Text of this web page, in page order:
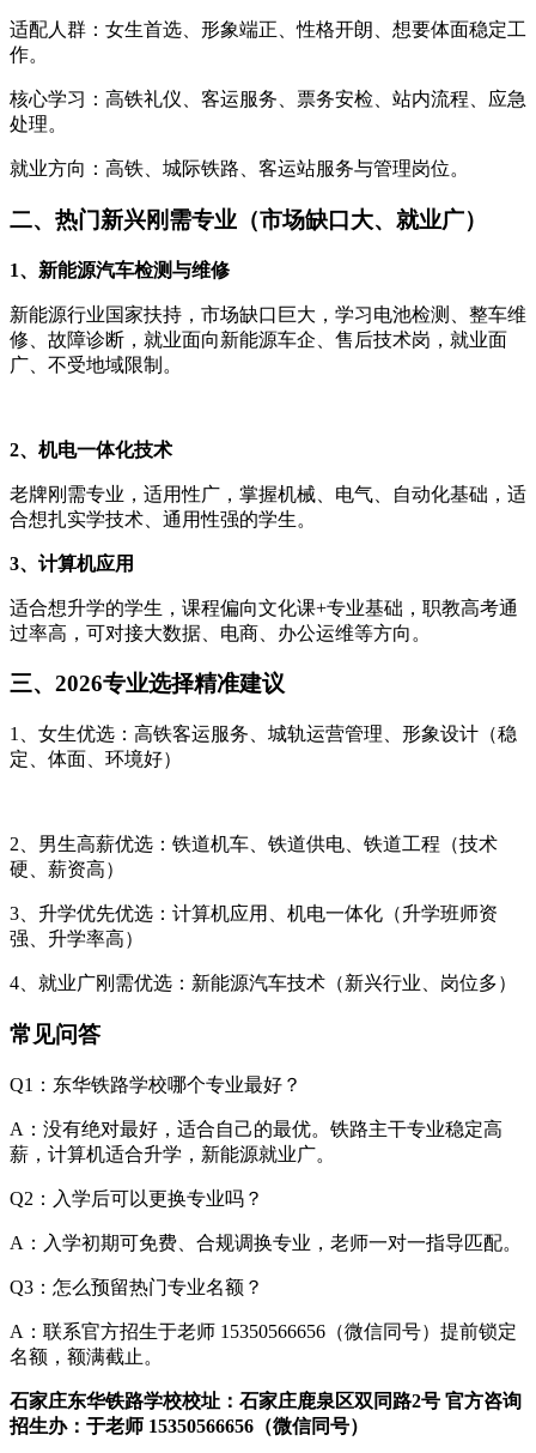
适配人群：女生首选、形象端正、性格开朗、想要体面稳定工
作。
核心学习：高铁礼仪、客运服务、票务安检、站内流程、应急
处理。
就业方向：高铁、城际铁路、客运站服务与管理岗位。
二、热门新兴刚需专业（市场缺口大、就业广）
1、新能源汽车检测与维修
新能源行业国家扶持，市场缺口巨大，学习电池检测、整车维
修、故障诊断，就业面向新能源车企、售后技术岗，就业面
广、不受地域限制。
2、机电一体化技术
老牌刚需专业，适用性广，掌握机械、电气、自动化基础，适
合想扎实学技术、通用性强的学生。
3、计算机应用
适合想升学的学生，课程偏向文化课+专业基础，职教高考通
过率高，可对接大数据、电商、办公运维等方向。
三、2026专业选择精准建议
1、女生优选：高铁客运服务、城轨运营管理、形象设计（稳
定、体面、环境好）
2、男生高薪优选：铁道机车、铁道供电、铁道工程（技术
硬、薪资高）
3、升学优先优选：计算机应用、机电一体化（升学班师资
强、升学率高）
4、就业广刚需优选：新能源汽车技术（新兴行业、岗位多）
常见问答
Q1：东华铁路学校哪个专业最好？
A：没有绝对最好，适合自己的最优。铁路主干专业稳定高
薪，计算机适合升学，新能源就业广。
Q2：入学后可以更换专业吗？
A：入学初期可免费、合规调换专业，老师一对一指导匹配。
Q3：怎么预留热门专业名额？
A：联系官方招生于老师 15350566656（微信同号）提前锁定
名额，额满截止。
石家庄东华铁路学校校址：石家庄鹿泉区双同路2号 官方咨询
招生办：于老师 15350566656（微信同号）